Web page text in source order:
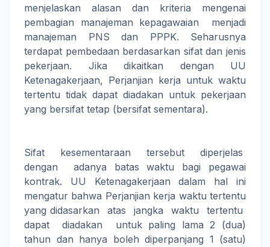
menjelaskan alasan dan kriteria mengenai
pembagian manajeman kepagawaian menjadi
manajeman PNS dan PPPK. Seharusnya
terdapat pembedaan berdasarkan sifat dan jenis
pekerjaan. Jika dikaitkan dengan UU
Ketenagakerjaan, Perjanjian kerja untuk waktu
tertentu tidak dapat diadakan untuk pekerjaan
yang bersifat tetap (bersifat sementara).
Sifat kesementaraan tersebut diperjelas
dengan adanya batas waktu bagi pegawai
kontrak. UU Ketenagakerjaan dalam hal ini
mengatur bahwa Perjanjian kerja waktu tertentu
yang didasarkan atas jangka waktu tertentu
dapat diadakan untuk paling lama 2 (dua)
tahun dan hanya boleh diperpanjang 1 (satu)